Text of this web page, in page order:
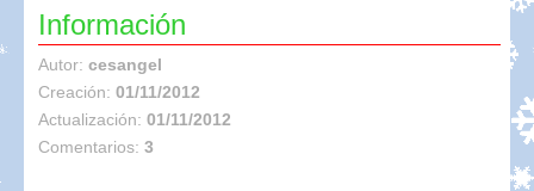
Información
Autor: cesangel
Creación: 01/11/2012
Actualización: 01/11/2012
Comentarios: 3